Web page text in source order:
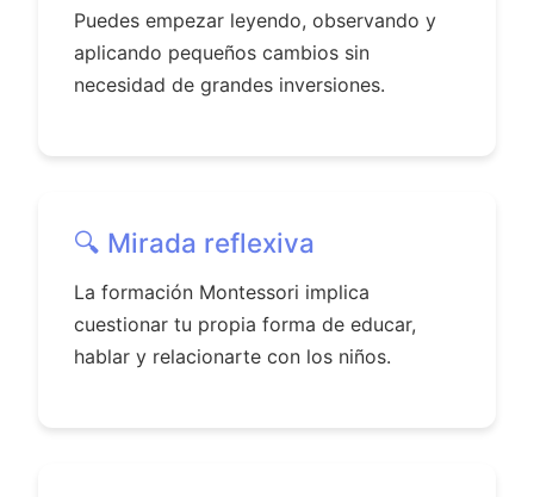
Puedes empezar leyendo, observando y
aplicando pequeños cambios sin
necesidad de grandes inversiones.
🔍 Mirada reflexiva
La formación Montessori implica
cuestionar tu propia forma de educar,
hablar y relacionarte con los niños.